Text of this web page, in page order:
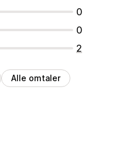
0
0
2
Alle omtaler